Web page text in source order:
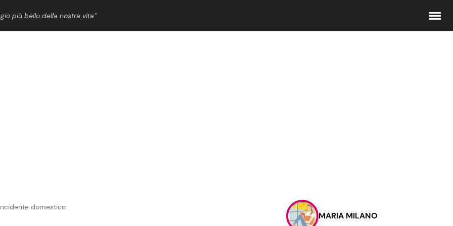
più bello della nostra vita”
Contattaci
Pubblicità
domestico
MARIA MILANO